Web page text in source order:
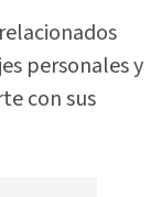
personales y
con sus